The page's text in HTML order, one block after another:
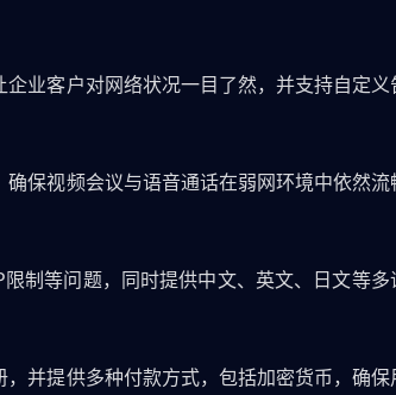
业客户对网络状况一目了然，并支持自定
保视频会议与语音通话在弱网环境中依然
制等问题，同时提供中文、英文、日文等多
并提供多种付款方式，包括加密货币，确保